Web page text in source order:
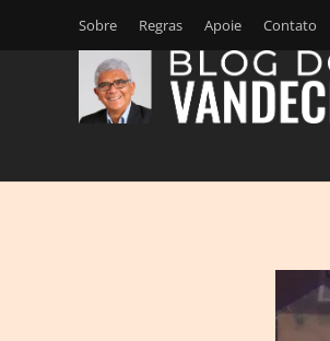
Sobre Regras Apoie Contato